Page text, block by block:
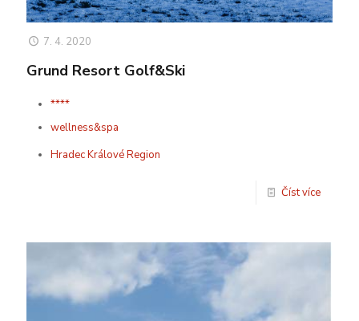
7. 4. 2020
Grund Resort Golf&Ski
****
wellness&spa
Hradec Králové Region
Číst více